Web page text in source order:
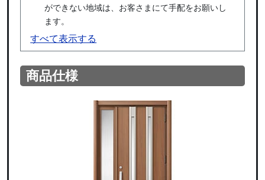
ができない地域は、お客さまにて手配をお願いし
ます。
すべて表示する
商品仕様